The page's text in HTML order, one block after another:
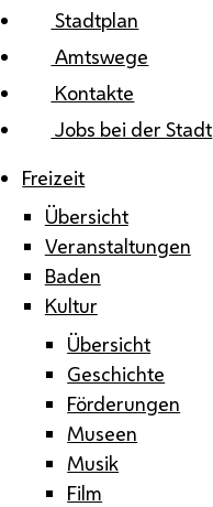
Stadtplan
Amtswege
Kontakte
Jobs bei der Stadt
Freizeit
Übersicht
Veranstaltungen
Baden
Kultur
Übersicht
Geschichte
Förderungen
Museen
Musik
Film